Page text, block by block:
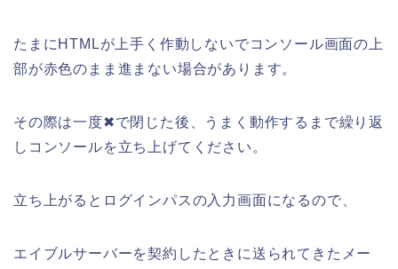
たまにHTMLが上手く作動しないでコンソール画面の上
部が赤色のまま進まない場合があります。
その際は一度✖で閉じた後、うまく動作するまで繰り返
しコンソールを立ち上げてください。
立ち上がるとログインパスの入力画面になるので、
エイブルサーバーを契約したときに送られてきたメー